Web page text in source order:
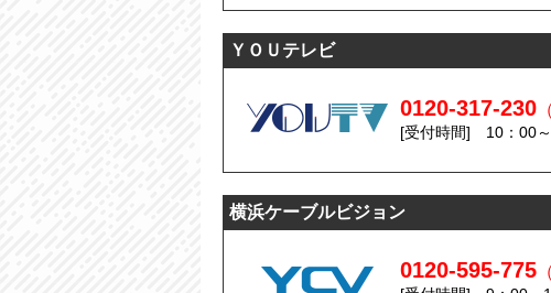
ＹＯＵテレビ
0120-317-230
[受付時間] 10：00
横浜ケーブルビジョン
0120-595-775